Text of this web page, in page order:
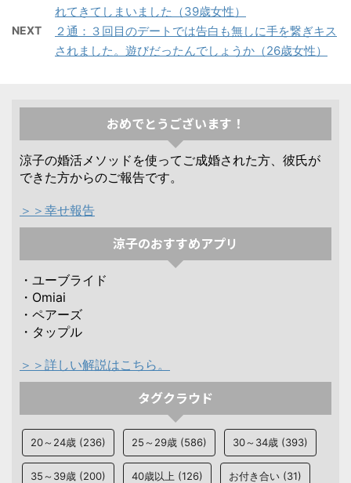
れてきてしまいました（39歳女性）
NEXT
２通：３回目のデートでは告白も無しに手を繋ぎキス
されました。遊びだったんでしょうか（26歳女性）
おめでとうございます！
涼子の婚活メソッドを使ってご成婚された方、彼氏が
できた方からのご報告です。
＞＞幸せ報告
涼子のおすすめアプリ
・ユーブライド
・Omiai
・ペアーズ
・タップル
＞＞詳しい解説はこちら。
タグクラウド
20～24歳 (236) 25～29歳 (586) 30～34歳 (393)
35～39歳 (200) 40歳以上 (126) お付き合い (31)